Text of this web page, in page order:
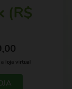
(R$
a loja virtual